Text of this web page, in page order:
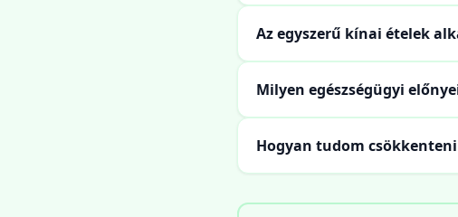
Az egyszerű kínai ételek
Milyen egészségügyi
Hogyan tudom